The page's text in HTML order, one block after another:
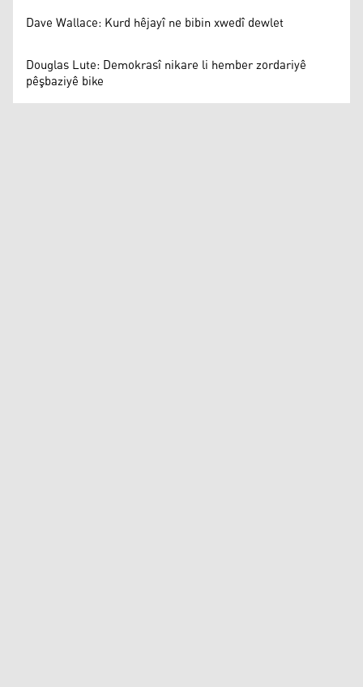
Dave Wallace: Kurd hêjayî ne bibin xwedî dewlet
Douglas Lute: Demokrasî nikare li hember zordariyê
pêşbaziyê bike